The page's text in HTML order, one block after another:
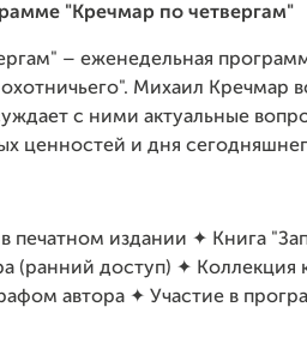
"Кречмар по четвергам"
– еженедельная
Михаил Кречмар
с ними актуальные
ценностей и дня
печатном издании ✦ Книга
(ранний доступ) ✦ Коллекция
автора ✦ Участие в